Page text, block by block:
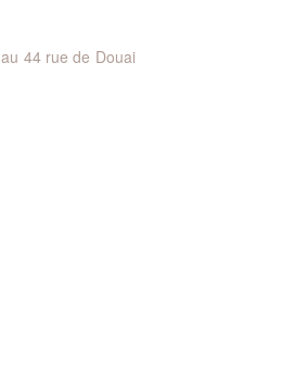
au 44 rue de Douai